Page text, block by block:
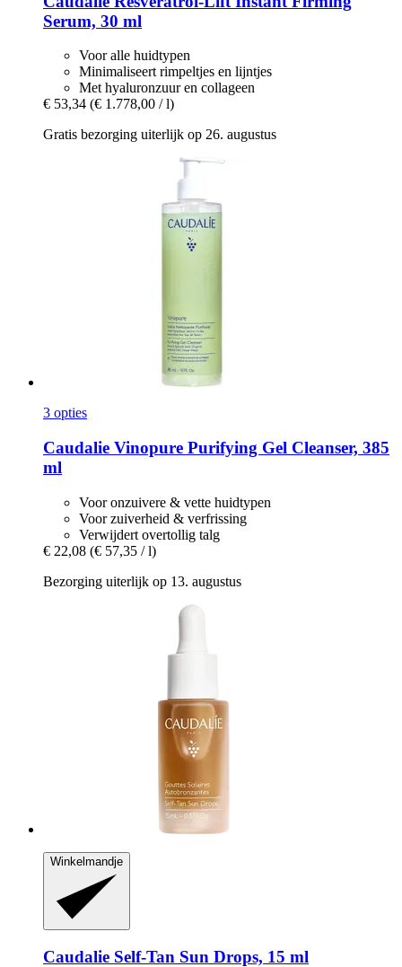
Serum, 30 ml
Voor alle huidtypen
Minimaliseert rimpeltjes en lijntjes
Met hyaluronzuur en collageen
€ 53,34 (€ 1.778,00 / l)
Gratis bezorging uiterlijk op 26. augustus
3 opties
Caudalie Vinopure Purifying Gel Cleanser, 385
ml
Voor onzuivere & vette huidtypen
Voor zuiverheid & verfrissing
Verwijdert overtollig talg
€ 22,08 (€ 57,35 / l)
Bezorging uiterlijk op 13. augustus
Winkelmandje
Caudalie Self-​Tan Sun Drops, 15 ml